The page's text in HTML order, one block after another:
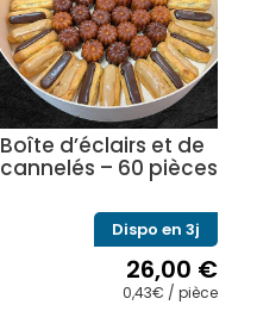
Boîte d’éclairs et de
cannelés – 60 pièces
Dispo en 3j
26,00 €
0,43€ / pièce